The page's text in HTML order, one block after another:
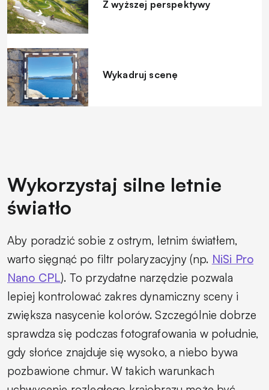
Z wyższej perspektywy
Wykadruj scenę
Wykorzystaj silne letnie
światło
Aby poradzić sobie z ostrym, letnim światłem,
warto sięgnąć po filtr polaryzacyjny (np. NiSi Pro
Nano CPL). To przydatne narzędzie pozwala
lepiej kontrolować zakres dynamiczny sceny i
zwiększa nasycenie kolorów. Szczególnie dobrze
sprawdza się podczas fotografowania w południe,
gdy słońce znajduje się wysoko, a niebo bywa
pozbawione chmur. W takich warunkach